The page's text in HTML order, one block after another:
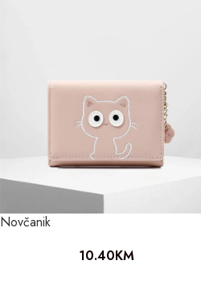
Novčanik
10.40KM